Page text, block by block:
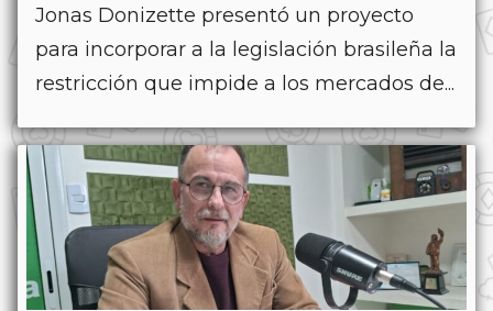
Jonas Donizette presentó un proyecto
para incorporar a la legislación brasileña la
restricción que impide a los mercados de...